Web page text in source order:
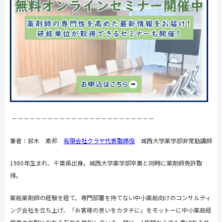
－－－－－－－－－－－－－－－－－－－－－－－－
筆者：鈴木 素邦 有限会社クラヤ代表取締役 城西大学薬学部非常勤講師
1980年生まれ、千葉県出身。城西大学薬学部卒業と同時に薬剤師免許取
得。
薬局薬剤師の経験を経て、専門部署を持てない中小薬局向けのコンサルティ
ング会社を立ち上げ、「お客様の思いをカタチに」をモットーに中小薬局経